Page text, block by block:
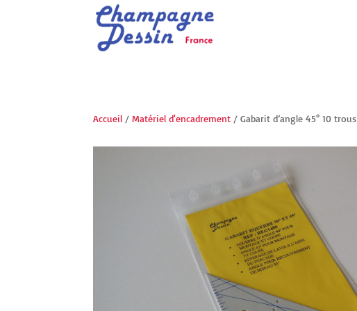
Accueil /Matériel d'encadrement / Gabarit d’angle 45° 10 trous